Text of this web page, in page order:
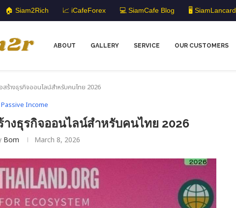
🏠 Siam2Rich 📈 iCafeForex 💻 SiamCafe Blog 🖥️ SiamLancard
ABOUT GALLERY SERVICE OUR CUSTOMERS
ร้างธุรกิจออนไลน์สำหรับคนไทย 2026
Passive Income
งธุรกิจออนไลน์สำหรับคนไทย 2026
Bom March 8, 2026